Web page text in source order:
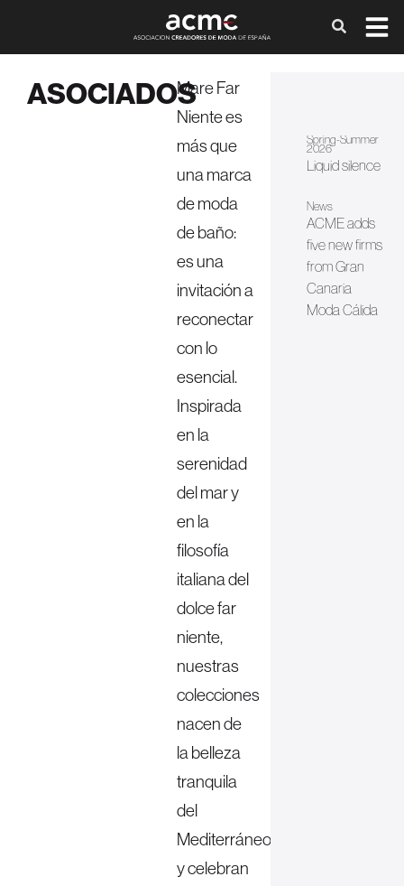
ASOCIADOSMare Far
Niente es
más que
una marca
de moda
de baño:
es una
invitación a
reconectar
con lo
esencial.
Inspirada
en la
serenidad
del mar y
en la
filosofía
italiana del
dolce far
niente,
nuestras
colecciones
nacen de
la belleza
tranquila
del
Mediterráneo
y celebran
Spring-Summer
2026
Liquid silence
News
ACME adds
five new firms
from Gran
Canaria
Moda Cálida